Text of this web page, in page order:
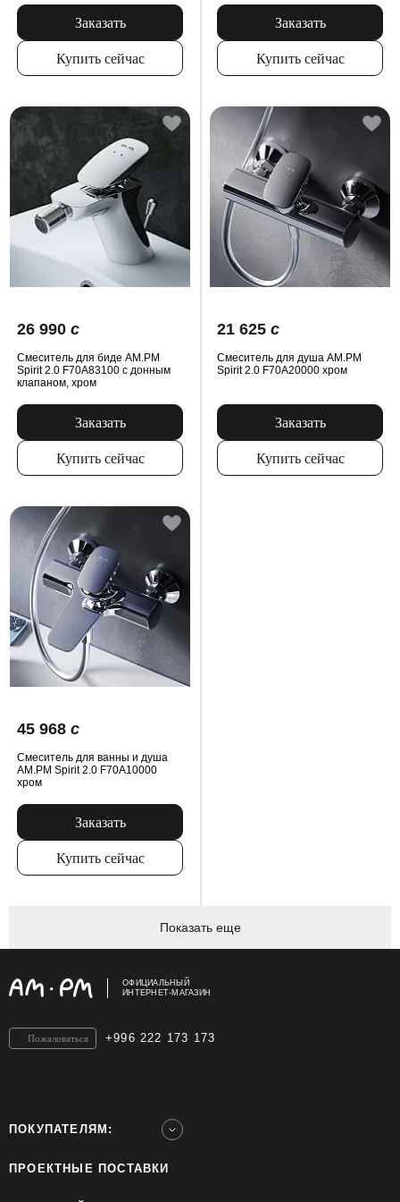
Заказать
Купить сейчас
Заказать
Купить сейчас
26 990 c
Смеситель для биде AM.PM
Spirit 2.0 F70A83100 с донным
клапаном, хром
Заказать
Купить сейчас
21 625 c
Смеситель для душа AM.PM
Spirit 2.0 F70A20000 хром
Заказать
Купить сейчас
45 968 c
Смеситель для ванны и душа
AM.PM Spirit 2.0 F70A10000
хром
Заказать
Купить сейчас
Показать еще
ОФИЦИАЛЬНЫЙ
ИНТЕРНЕТ-МАГАЗИН
+996 222 173 173
Пожаловаться
ПОКУПАТЕЛЯМ:
ПРОЕКТНЫЕ ПОСТАВКИ